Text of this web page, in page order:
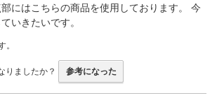
にはこちらの商品を使用しております。 今
いきたいです。
りましたか？ 参考になった